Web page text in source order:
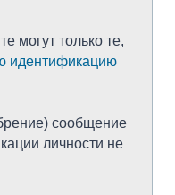
могут только те,
идентификацию
сообщение
личности не